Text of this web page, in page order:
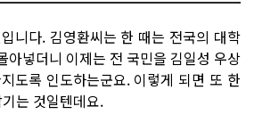
니다. 김영환씨는 한 때는 전국의 대학
아넣더니 이제는 전 국민을 김일성 우상
도록 인도하는군요. 이렇게 되면 또 한
는 것일텐데요.